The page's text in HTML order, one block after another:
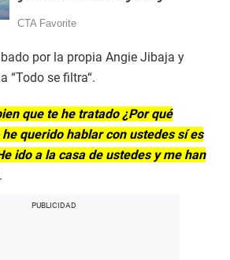
por la propia Angie Jibaja y
“Todo se filtra“.
que te he tratado ¿Por qué
querido hablar con ustedes sí es
ido a la casa de ustedes y me han